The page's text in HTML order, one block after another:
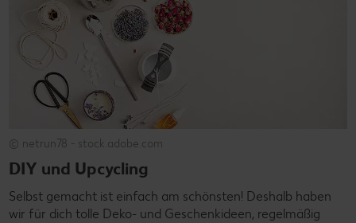
© netrun78 - stock.adobe.com
DIY und Upcycling
Selbst gemacht ist einfach am schönsten! Deshalb haben
wir für dich tolle Deko- und Geschenkideen, regelmäßig